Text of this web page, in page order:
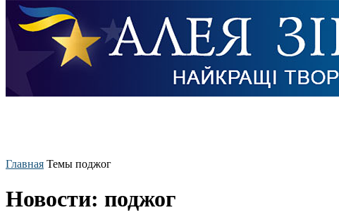
Главная Темы поджог
Новости: поджог